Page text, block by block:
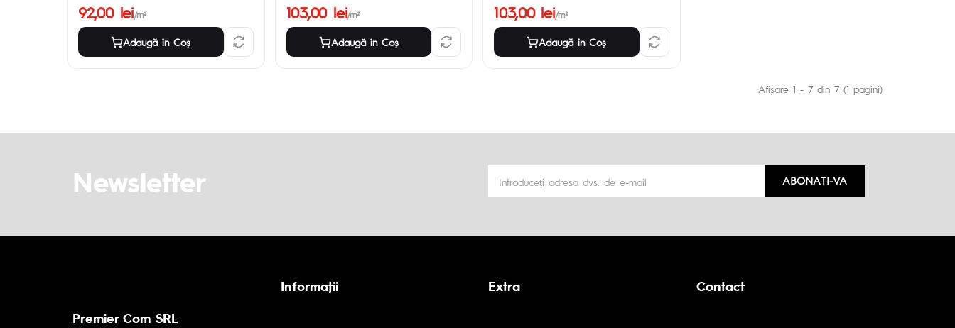
92,00 lei/m²
Adaugă în Coş
103,00 lei/m²
Adaugă în Coş
103,00 lei/m²
Adaugă în Coş
Afişare 1 - 7 din 7 (1 pagini)
Newsletter ABONATI-VA
Premier Com SRL
Informaţii Extra Contact